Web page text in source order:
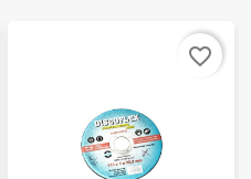
favorite_border